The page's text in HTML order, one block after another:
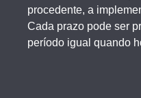
procedente, a
Cada prazo pode ser
período igual quando